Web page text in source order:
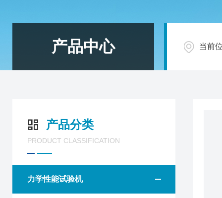
产品中心 当前
产品分类
PRODUCT CLASSIFICATION
力学性能试验机